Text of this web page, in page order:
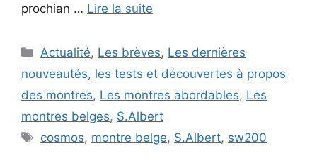
prochian … Lire la suite
Catégories
Actualité, Les brèves, Les dernières
nouveautés, les tests et découvertes à propos
des montres, Les montres abordables, Les
montres belges, S.Albert
Étiquettes
cosmos, montre belge, S.Albert, sw200